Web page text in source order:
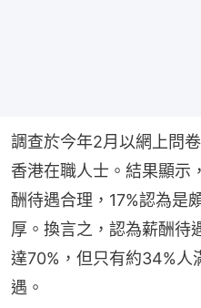
調查於今年2月以網上問
香港在職人士。結果顯示
酬待遇合理，17%認為是
厚。換言之，認為薪酬待
達70%，但只有約34%人
遇。